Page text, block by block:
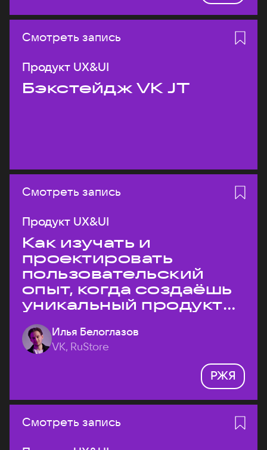
Смотреть запись
Продукт UX&UI
Бэкстейдж VK JT
Смотреть запись
Продукт UX&UI
Как изучать и
проектировать
пользовательский
опыт, когда создаёшь
уникальный продукт
на рынке?
Илья Белоглазов
VK, RuStore
РЖЯ
Смотреть запись